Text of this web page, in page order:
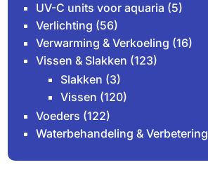
UV-C units voor aquaria (5)
Verlichting (56)
Verwarming & Verkoeling (16)
Vissen & Slakken (123)
Slakken (3)
Vissen (120)
Voeders (122)
Waterbehandeling & Verbetering